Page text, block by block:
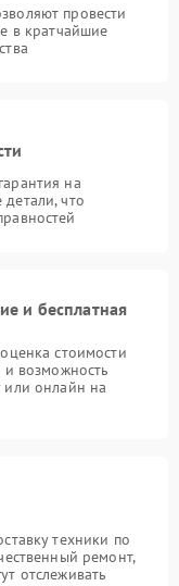
провести
в кратчайшие
на
что
и бесплатная
стоимости
и возможность
или онлайн на
техники по
ремонт,
отслеживать